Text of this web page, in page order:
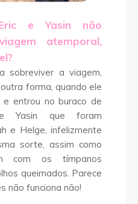
e Yasin não
atemporal,
sobreviver a viagem,
forma, quando ele
entrou no buraco de
Yasin que foram
e Helge, infelizmente
sorte, assim como
com os tímpanos
queimados. Parece
não funciona não!